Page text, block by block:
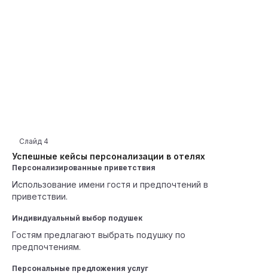
Успешные кейсы персонализации в отелях
Слайд 4
Персонализированные приветствия
Использование имени гостя и предпочтений в
приветствии.
Индивидуальный выбор подушек
Гостям предлагают выбрать подушку по
предпочтениям.
Персональные предложения услуг